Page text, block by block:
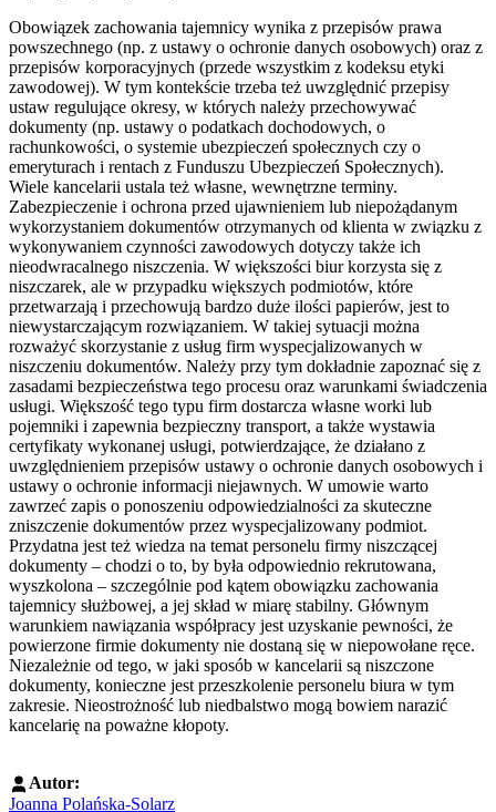
Obowiązek zachowania tajemnicy wynika z przepisów prawa
powszechnego (np. z ustawy o ochronie danych osobowych) oraz z
przepisów korporacyjnych (przede wszystkim z kodeksu etyki
zawodowej). W tym kontekście trzeba też uwzględnić przepisy
ustaw regulujące okresy, w których należy przechowywać
dokumenty (np. ustawy o podatkach dochodowych, o
rachunkowości, o systemie ubezpieczeń społecznych czy o
emeryturach i rentach z Funduszu Ubezpieczeń Społecznych).
Wiele kancelarii ustala też własne, wewnętrzne terminy.
Zabezpieczenie i ochrona przed ujawnieniem lub niepożądanym
wykorzystaniem dokumentów otrzymanych od klienta w związku z
wykonywaniem czynności zawodowych dotyczy także ich
nieodwracalnego niszczenia. W większości biur korzysta się z
niszczarek, ale w przypadku większych podmiotów, które
przetwarzają i przechowują bardzo duże ilości papierów, jest to
niewystarczającym rozwiązaniem. W takiej sytuacji można
rozważyć skorzystanie z usług firm wyspecjalizowanych w
niszczeniu dokumentów. Należy przy tym dokładnie zapoznać się z
zasadami bezpieczeństwa tego procesu oraz warunkami świadczenia
usługi. Większość tego typu firm dostarcza własne worki lub
pojemniki i zapewnia bezpieczny transport, a także wystawia
certyfikaty wykonanej usługi, potwierdzające, że działano z
uwzględnieniem przepisów ustawy o ochronie danych osobowych i
ustawy o ochronie informacji niejawnych. W umowie warto
zawrzeć zapis o ponoszeniu odpowiedzialności za skuteczne
zniszczenie dokumentów przez wyspecjalizowany podmiot.
Przydatna jest też wiedza na temat personelu firmy niszczącej
dokumenty – chodzi o to, by była odpowiednio rekrutowana,
wyszkolona – szczególnie pod kątem obowiązku zachowania
tajemnicy służbowej, a jej skład w miarę stabilny. Głównym
warunkiem nawiązania współpracy jest uzyskanie pewności, że
powierzone firmie dokumenty nie dostaną się w niepowołane ręce.
Niezależnie od tego, w jaki sposób w kancelarii są niszczone
dokumenty, konieczne jest przeszkolenie personelu biura w tym
zakresie. Nieostrożność lub niedbalstwo mogą bowiem narazić
kancelarię na poważne kłopoty.
Autor:
Joanna Polańska-Solarz